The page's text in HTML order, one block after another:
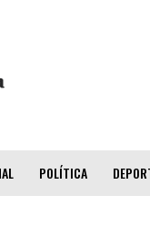
POLÍTICA